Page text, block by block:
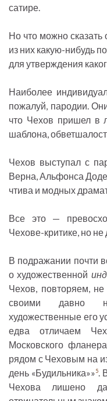
сатире.
Но что можно сказать
из них какую-нибудь
для утверждения
Наиболее
пожалуй, пародии.
что Чехов пришел в
шаблона,
Чехов выступал с
Верна, Альфонса Доде
чтива и модных
Все это —
Чехове-критике, но
В подражании почти
о художественной
Чехов, повторяем,
своими давно
художественные его
едва отличаем
Московского фланера
рядом с Чеховым на
день «Будильника»»5
Чехова лишено